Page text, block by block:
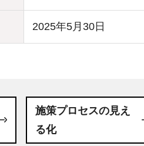
2025年5月30日
施策プロセスの見え
る化